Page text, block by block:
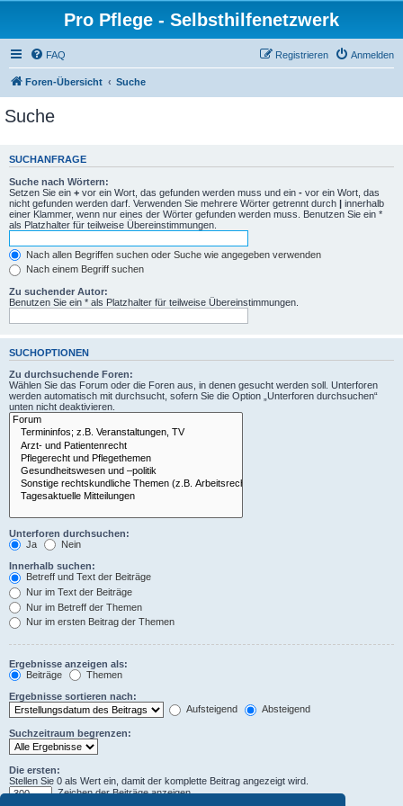
Pro Pflege - Selbsthilfenetzwerk
FAQ Anmelden
Registrieren
Foren-Übersicht Suche
Suche
SUCHANFRAGE
Suche nach Wörtern:
Setzen Sie ein + vor ein Wort, das gefunden werden muss und ein - vor ein Wort, das
nicht gefunden werden darf. Verwenden Sie mehrere Wörter getrennt durch | innerhalb
einer Klammer, wenn nur eines der Wörter gefunden werden muss. Benutzen Sie ein *
als Platzhalter für teilweise Übereinstimmungen.
Nach allen Begriffen suchen oder Suche wie angegeben verwenden
Nach einem Begriff suchen
Zu suchender Autor:
Benutzen Sie ein * als Platzhalter für teilweise Übereinstimmungen.
SUCHOPTIONEN
Zu durchsuchende Foren:
Wählen Sie das Forum oder die Foren aus, in denen gesucht werden soll. Unterforen
werden automatisch mit durchsucht, sofern Sie die Option „Unterforen durchsuchen“
unten nicht deaktivieren.
Unterforen durchsuchen:
Ja
Nein
Innerhalb suchen:
Betreff und Text der Beiträge
Nur im Text der Beiträge
Nur im Betreff der Themen
Nur im ersten Beitrag der Themen
Ergebnisse anzeigen als:
Beiträge
Themen
Ergebnisse sortieren nach:
Aufsteigend
Absteigend
Suchzeitraum begrenzen:
Die ersten:
Stellen Sie 0 als Wert ein, damit der komplette Beitrag angezeigt wird.
Zeichen der Beiträge anzeigen